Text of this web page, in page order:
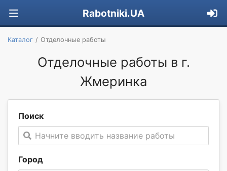
Rabotniki.UA
Каталог Отделочные работы
Отделочные работы в г.
Жмеринка
Поиск
Начните вводить название работы
Город